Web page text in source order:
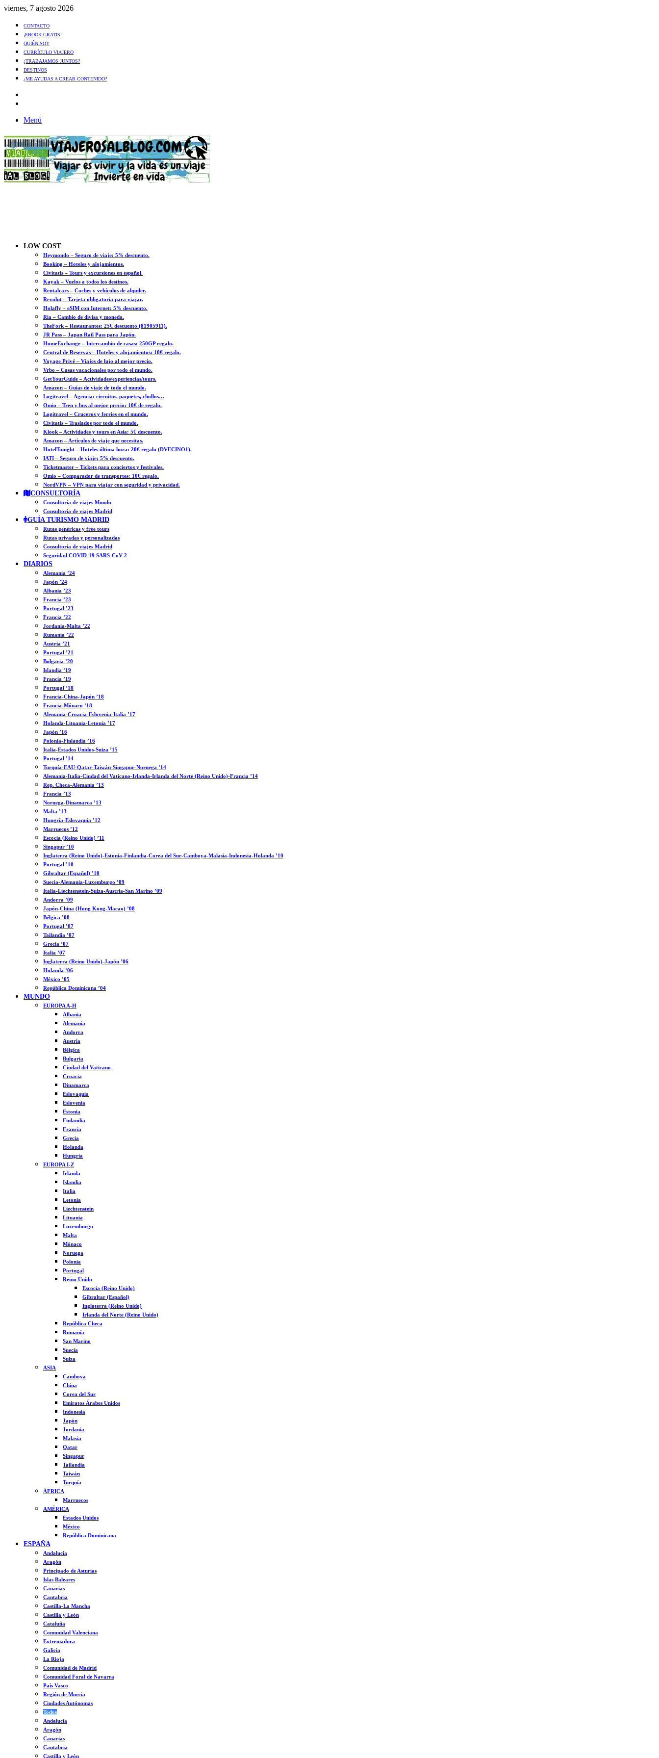
viernes, 7 agosto 2026
CONTACTO
¡EBOOK GRATIS!
QUIÉN SOY
CURRÍCULO VIAJERO
¿TRABAJAMOS JUNTOS?
DESTINOS
¿ME AYUDAS A CREAR CONTENIDO?
Menú
LOW COST
Heymondo – Seguro de viaje: 5% descuento.
Booking – Hoteles y alojamientos.
Civitatis – Tours y excursiones en español.
Kayak – Vuelos a todos los destinos.
Rentalcars – Coches y vehículos de alquiler.
Revolut – Tarjeta obligatoria para viajar.
Holafly – eSIM con Internet: 5% descuento.
Ria – Cambio de divisa y moneda.
TheFork – Restaurantes: 25€ descuento (81905911).
JR Pass – Japan Rail Pass para Japón.
HomeExchange – Intercambio de casas: 250GP regalo.
Central de Reservas – Hoteles y alojamientos: 10€ regalo.
Voyage Privé – Viajes de lujo al mejor precio.
Vrbo – Casas vacacionales por todo el mundo.
GetYourGuide – Actividades/experiencias/tours.
Amazon – Guías de viaje de todo el mundo.
Logitravel – Agencia: circuitos, paquetes, chollos…
Omio – Tren y bus al mejor precio: 10€ de regalo.
Logitravel – Cruceros y ferries en el mundo.
Civitatis – Traslados por todo el mundo.
Klook – Actividades y tours en Asia: 5€ descuento.
Amazon – Artículos de viaje que necesitas.
HotelTonight – Hoteles última hora: 20€ regalo (DVECINO1).
IATI – Seguro de viaje: 5% descuento.
Ticketmaster – Tickets para conciertos y festivales.
Omio – Comparador de transportes: 10€ regalo.
NordVPN – VPN para viajar con seguridad y privacidad.
CONSULTORÍA
Consultoría de viajes Mundo
Consultoría de viajes Madrid
GUÍA TURISMO MADRID
Rutas genéricas y free tours
Rutas privadas y personalizadas
Consultoría de viajes Madrid
Seguridad COVID-19 SARS-CoV-2
DIARIOS
Alemania ’24
Japón ’24
Albania ’23
Francia ’23
Portugal ’23
Francia ’22
Jordania-Malta ’22
Rumanía ’22
Austria ’21
Portugal ’21
Bulgaria ’20
Islandia ’19
Francia ’19
Portugal ’18
Francia-China-Japón ’18
Francia-Mónaco ’18
Alemania-Croacia-Eslovenia-Italia ’17
Holanda-Lituania-Letonia ’17
Japón ’16
Polonia-Finlandia ’16
Italia-Estados Unidos-Suiza ’15
Portugal ’14
Turquía-EAU-Qatar-Taiwán-Singapur-Noruega ’14
Alemania-Italia-Ciudad del Vaticano-Irlanda-Irlanda del Norte (Reino Unido)-Francia ’14
Rep. Checa-Alemania ’13
Francia ’13
Noruega-Dinamarca ’13
Malta ’13
Hungría-Eslovaquia ’12
Marruecos ’12
Escocia (Reino Unido) ’11
Singapur ’10
Inglaterra (Reino Unido)-Estonia-Finlandia-Corea del Sur-Camboya-Malasia-Indonesia-Holanda ’10
Portugal ’10
Gibraltar (Español) ’10
Suecia-Alemania-Luxemburgo ’09
Italia-Liechtenstein-Suiza-Austria-San Marino ’09
Andorra ’09
Japón-China (Hong Kong-Macao) ’08
Bélgica ’08
Portugal ’07
Tailandia ’07
Grecia ’07
Italia ’07
Inglaterra (Reino Unido)-Japón ’06
Holanda ’06
México ’05
República Dominicana ’04
MUNDO
EUROPA A-H
Albania
Alemania
Andorra
Austria
Bélgica
Bulgaria
Ciudad del Vaticano
Croacia
Dinamarca
Eslovaquia
Eslovenia
Estonia
Finlandia
Francia
Grecia
Holanda
Hungría
EUROPA I-Z
Irlanda
Islandia
Italia
Letonia
Liechtenstein
Lituania
Luxemburgo
Malta
Mónaco
Noruega
Polonia
Portugal
Reino Unido
Escocia (Reino Unido)
Gibraltar (Español)
Inglaterra (Reino Unido)
Irlanda del Norte (Reino Unido)
República Checa
Rumanía
San Marino
Suecia
Suiza
ASIA
Camboya
China
Corea del Sur
Emiratos Árabes Unidos
Indonesia
Japón
Jordania
Malasia
Qatar
Singapur
Tailandia
Taiwán
Turquía
ÁFRICA
Marruecos
AMÉRICA
Estados Unidos
México
República Dominicana
ESPAÑA
Andalucía
Aragón
Principado de Asturias
Islas Baleares
Canarias
Cantabria
Castilla-La Mancha
Castilla y León
Cataluña
Comunidad Valenciana
Extremadura
Galicia
La Rioja
Comunidad de Madrid
Comunidad Foral de Navarra
País Vasco
Región de Murcia
Ciudades Autónomas
Todos
Andalucía
Aragón
Canarias
Cantabria
Castilla y León